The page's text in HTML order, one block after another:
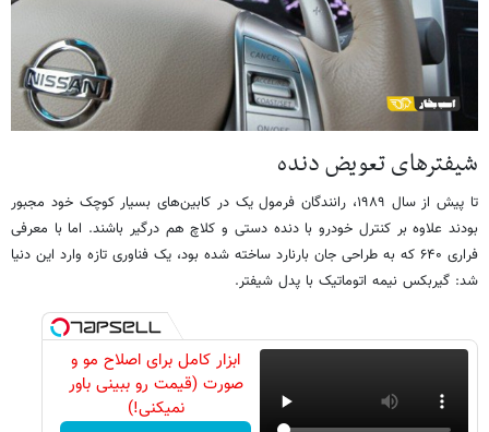
شیفترهای تعویض دنده
تا پیش از سال ۱۹۸۹، رانندگان فرمول یک در کابین‌های بسیار کوچک خود مجبور
بودند علاوه بر کنترل خودرو با دنده دستی و کلاچ هم درگیر باشند. اما با معرفی
فراری ۶۴۰ که به طراحی جان بارنارد ساخته شده بود، یک فناوری تازه وارد این دنیا
شد: گیربکس نیمه اتوماتیک با پدل‌ شیفتر.
ابزار کامل برای اصلاح مو و
صورت (قیمت رو ببینی باور
نمیکنی!)